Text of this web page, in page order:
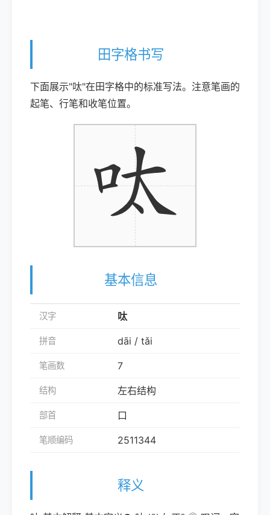
田字格书写
下面展示"呔"在田字格中的标准写法。注意笔画的
起笔、行笔和收笔位置。
基本信息
汉字 呔
拼音 dāi / tǎi
笔画数 7
结构 左右结构
部首 口
笔顺编码 2511344
释义